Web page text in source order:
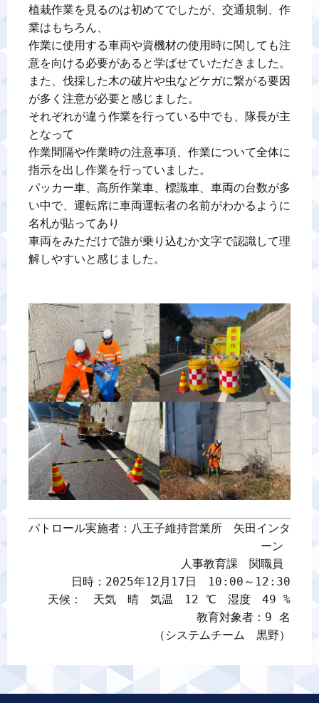
植栽作業を見るのは初めてでしたが、交通規制、作
業はもちろん、
作業に使用する車両や資機材の使用時に関しても注
意を向ける必要があると学ばせていただきました。
また、伐採した木の破片や虫などケガに繋がる要因
が多く注意が必要と感じました。
それぞれが違う作業を行っている中でも、隊長が主
となって
作業間隔や作業時の注意事項、作業について全体に
指示を出し作業を行っていました。
パッカー車、高所作業車、標識車、車両の台数が多
い中で、運転席に車両運転者の名前がわかるように
名札が貼ってあり
車両をみただけで誰が乗り込むか文字で認識して理
解しやすいと感じました。
パトロール実施者：八王子維持営業所　矢田インタ
ーン
人事教育課　関職員
日時：2025年12月17日　10:00～12:30
天候：　天気　晴　気温　12 ℃　湿度　49 %
教育対象者：9 名
（システムチーム　黒野）